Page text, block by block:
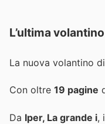
L’ultima
La nuova volantino di
Con oltre 19 pagine
Da Iper, La grande i,